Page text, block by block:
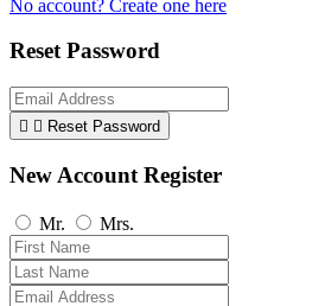
No account? Create one here
Reset Password
  Reset Password
New Account Register
Mr. Mrs.